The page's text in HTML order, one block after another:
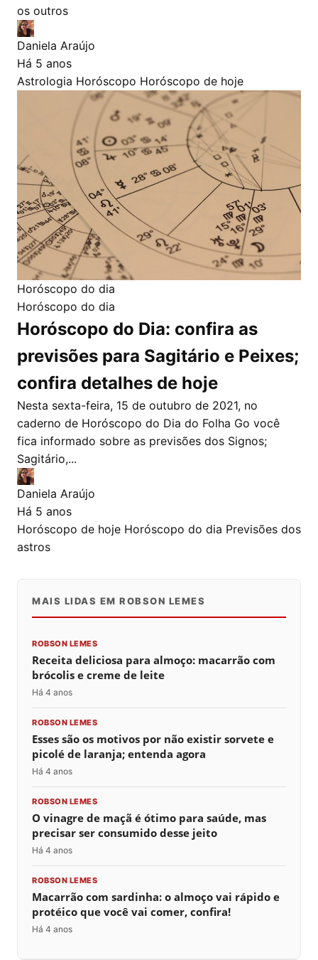
os outros
Daniela Araújo
Há 5 anos
Astrologia Horóscopo Horóscopo de hoje
Horóscopo do dia
Horóscopo do dia
Horóscopo do Dia: confira as
previsões para Sagitário e Peixes;
confira detalhes de hoje
Nesta sexta-feira, 15 de outubro de 2021, no
caderno de Horóscopo do Dia do Folha Go você
fica informado sobre as previsões dos Signos;
Sagitário,...
Daniela Araújo
Há 5 anos
Horóscopo de hoje Horóscopo do dia Previsões dos
astros
MAIS LIDAS EM ROBSON LEMES
ROBSON LEMES
Receita deliciosa para almoço: macarrão com
brócolis e creme de leite
Há 4 anos
ROBSON LEMES
Esses são os motivos por não existir sorvete e
picolé de laranja; entenda agora
Há 4 anos
ROBSON LEMES
O vinagre de maçã é ótimo para saúde, mas
precisar ser consumido desse jeito
Há 4 anos
ROBSON LEMES
Macarrão com sardinha: o almoço vai rápido e
protéico que você vai comer, confira!
Há 4 anos